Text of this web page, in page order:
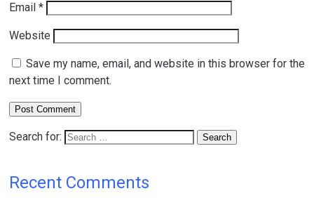
Email *
Website
Save my name, email, and website in this browser for the
next time I comment.
Search for:
Recent Comments